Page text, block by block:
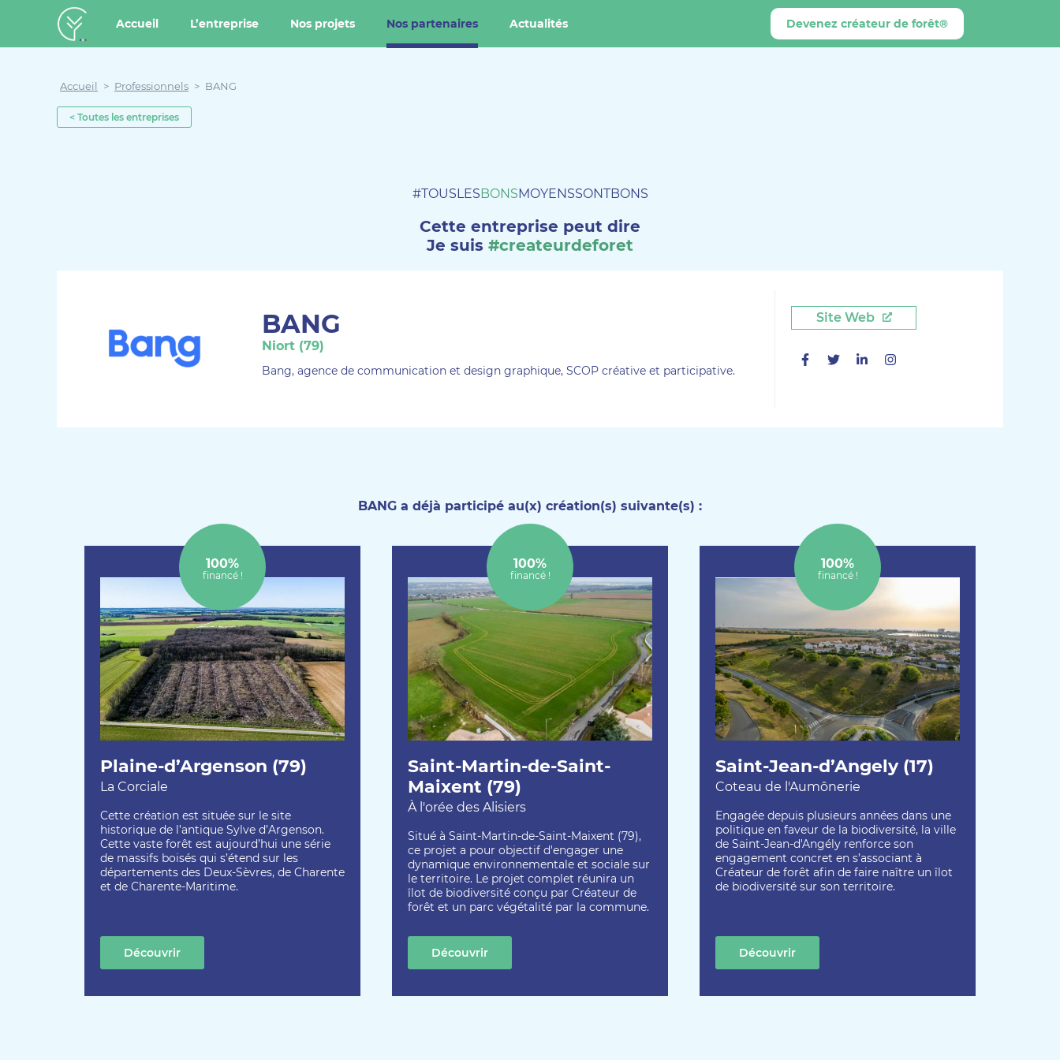
Créateur de forêt
Accueil L’entreprise Nos projets Nos partenaires Actualités Devenez créateur de forêt®
Accueil > Professionnels > BANG
< Toutes les entreprises
#TOUSLESBONSMOYENSSONTBONS
Cette entreprise peut dire
Je suis #createurdeforet
BANG
Niort (79)
Bang, agence de communication et design graphique, SCOP créative et participative.
Site Web
Facebook
TwitterLinkedin
BANG a déjà participé au(x) création(s) suivante(s) :
Plaine-d’Argenson (79)
La Corciale
Cette création est située sur le site
historique de l’antique Sylve d’Argenson.
Cette vaste forêt est aujourd’hui une série
de massifs boisés qui s’étend sur les
départements des Deux-Sèvres, de Charente
et de Charente-Maritime.
100%
financé !
Découvrir
Saint-Martin-de-Saint-
Maixent (79)
À l'orée des Alisiers
Situé à Saint-Martin-de-Saint-Maixent (79),
ce projet a pour objectif d'engager une
dynamique environnementale et sociale sur
le territoire. Le projet complet réunira un
îlot de biodiversité conçu par Créateur de
forêt et un parc végétalité par la commune.
100%
financé !
Découvrir
Saint-Jean-d’Angely (17)
Coteau de l'Aumônerie
Engagée depuis plusieurs années dans une
politique en faveur de la biodiversité, la ville
de Saint-Jean-d'Angély renforce son
engagement concret en s’associant à
Créateur de forêt afin de faire naître un îlot
de biodiversité sur son territoire.
100%
financé !
Découvrir